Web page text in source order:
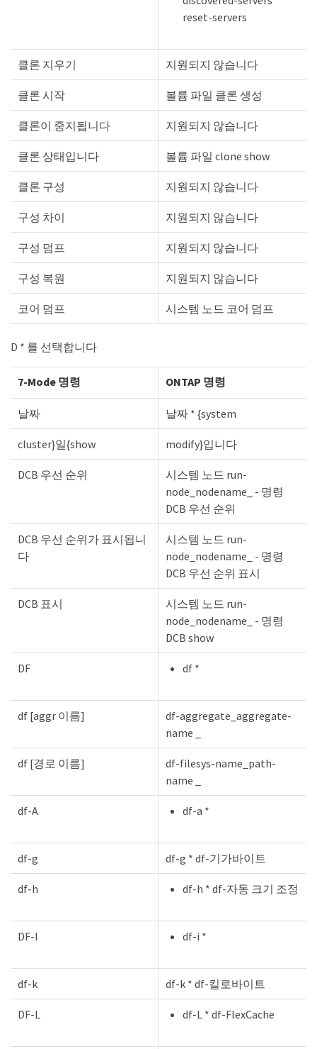
reset-servers
클론 지우기 지원되지 않습니다
클론 시작 볼륨 파일 클론 생성
클론이 중지됩니다 지원되지 않습니다
클론 상태입니다 볼륨 파일 clone show
클론 구성 지원되지 않습니다
구성 차이 지원되지 않습니다
구성 덤프 지원되지 않습니다
구성 복원 지원되지 않습니다
코어 덤프 시스템 노드 코어 덤프
D * 를 선택합니다
7-Mode 명령 ONTAP 명령
날짜 날짜 * {system
cluster}일{show modify}입니다
DCB 우선 순위
시스템 노드 run-
node_nodename_ - 명령
DCB 우선 순위
DCB 우선 순위가 표시됩니
다
시스템 노드 run-
node_nodename_ - 명령
DCB 우선 순위 표시
DCB 표시
시스템 노드 run-
node_nodename_ - 명령
DCB show
DF df *
df [aggr 이름]
df-aggregate_aggregate-
name _
df [경로 이름]
df-filesys-name_path-
name _
df-A df-a *
df-g df-g * df-기가바이트
df-h df-h * df-자동 크기 조정
DF-I df-i *
df-k df-k * df-킬로바이트
DF-L df-L * df-FlexCache